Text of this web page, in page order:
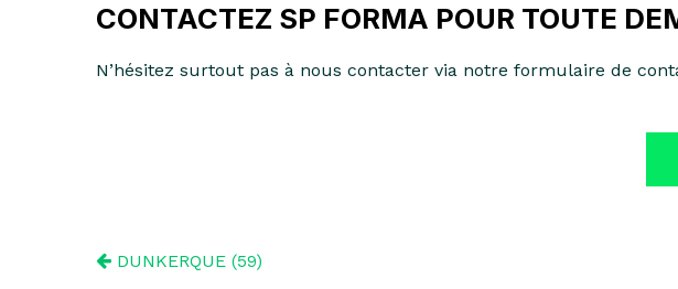
CONTACTEZ SP FORMA POUR TOUTE
N’hésitez surtout pas à nous contacter via notre formulaire de
DUNKERQUE (59)